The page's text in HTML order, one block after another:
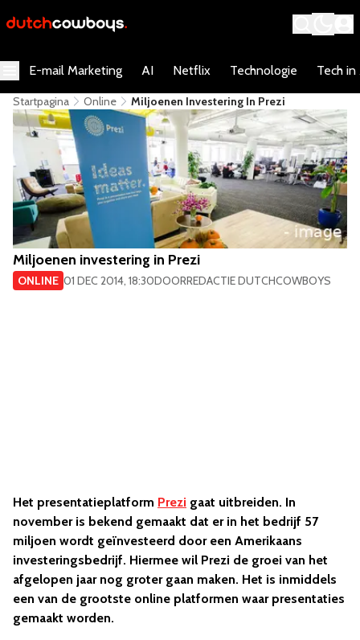
E-mail Marketing AI Netflix Technologie Tech in
Startpagina Online Miljoenen Investering In Prezi
Miljoenen investering in Prezi
ONLINE 01 DEC 2014, 18:30DOORREDACTIE DUTCHCOWBOYS
Het presentatieplatform Prezi gaat uitbreiden. In
november is bekend gemaakt dat er in het bedrijf 57
miljoen wordt geïnvesteerd door een Amerikaans
investeringsbedrijf. Hiermee wil Prezi de groei van het
afgelopen jaar nog groter gaan maken. Het is inmiddels
een van de grootste online platformen waar presentaties
gemaakt worden.